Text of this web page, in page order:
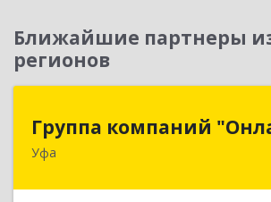
Ближайшие партнеры
регионов
Группа компаний
Уфа
Группа
450006, Башкортостан Респ, г.о.